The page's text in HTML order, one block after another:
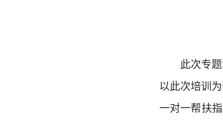
此次专
以此次培训
一对一帮扶